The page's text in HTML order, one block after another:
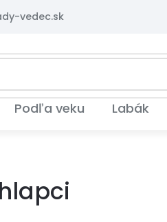
vedec.sk
Podľa veku Labák